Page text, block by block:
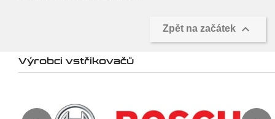
Zpět na začátek 
Výrobci vstřikovačů